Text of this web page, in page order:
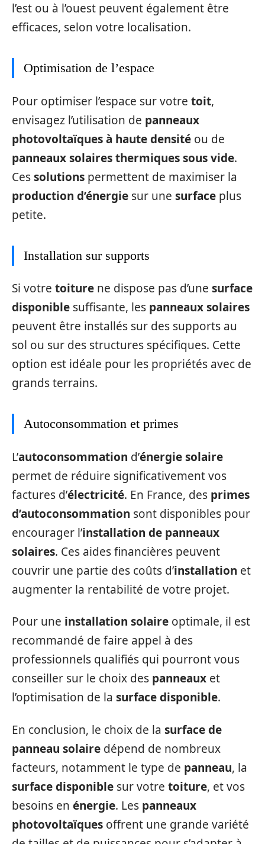
l’est ou à l’ouest peuvent également être
efficaces, selon votre localisation.
Optimisation de l’espace
Pour optimiser l’espace sur votre toit,
envisagez l’utilisation de panneaux
photovoltaïques à haute densité ou de
panneaux solaires thermiques sous vide.
Cessolutions permettent de maximiser la
production d’énergie sur une surface plus
petite.
Installation sur supports
Si votre toiture ne dispose pas d’une surface
disponible suffisante, les panneaux solaires
peuvent être installés sur des supports au
sol ou sur des structures spécifiques. Cette
option est idéale pour les propriétés avec de
grands terrains.
Autoconsommation et primes
L’autoconsommation d’énergie solaire
permet de réduire significativement vos
factures d’électricité. En France, des primes
d’autoconsommation sont disponibles pour
encourager l’installation de panneaux
solaires. Ces aides financières peuvent
couvrir une partie des coûts d’installation et
augmenter la rentabilité de votre projet.
Pour une installation solaire optimale, il est
recommandé de faire appel à des
professionnels qualifiés qui pourront vous
conseiller sur le choix des panneaux et
l’optimisation de la surface disponible.
En conclusion, le choix de la surface de
panneau solaire dépend de nombreux
facteurs, notamment le type de panneau, la
surface disponible sur votre toiture, et vos
besoins en énergie. Les panneaux
photovoltaïques offrent une grande variété